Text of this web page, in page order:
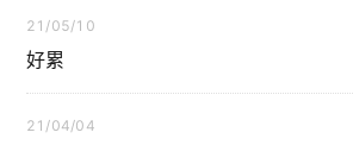
21/05/10
好累
21/04/04